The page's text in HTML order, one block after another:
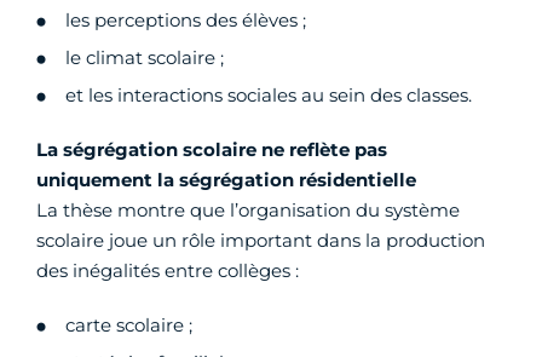
les perceptions des élèves ;
le climat scolaire ;
et les interactions sociales au sein des classes.
La ségrégation scolaire ne reflète pas
uniquement la ségrégation résidentielle
La thèse montre que l’organisation du système
scolaire joue un rôle important dans la production
des inégalités entre collèges :
carte scolaire ;